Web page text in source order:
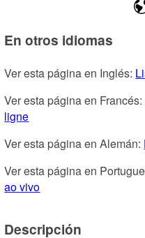
En otros idiomas
Ver esta página en Inglés:
Ver esta página en Francés:
ligne
Ver esta página en Alemán:
Ver esta página en
ao vivo
Descripción